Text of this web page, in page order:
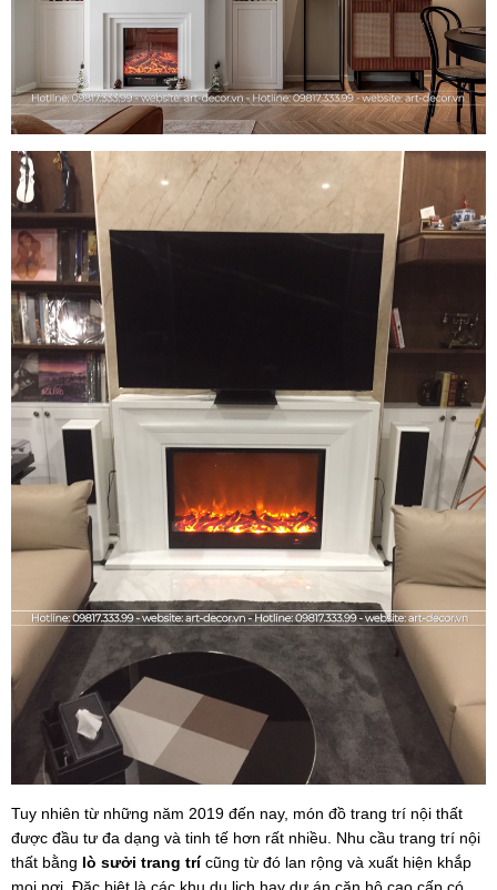
Tuy nhiên từ những năm 2019 đến nay, món đồ trang trí nội thất
được đầu tư đa dạng và tinh tế hơn rất nhiều. Nhu cầu trang trí nội
thất bằng lò sưởi trang trícũng từ đó lan rộng và xuất hiện khắp